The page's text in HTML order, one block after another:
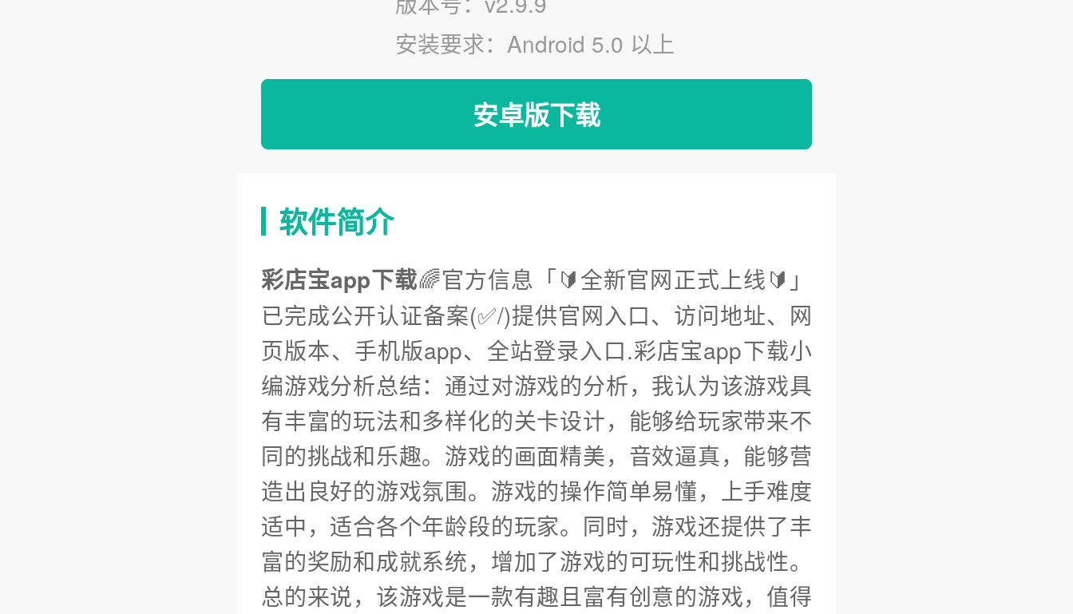
安装要求：Android 5.0 以上
安卓版下载
软件简介
彩店宝app下载🌈官方信息「🔰全新官网正式上线🔰」
已完成公开认证备案(✅/)提供官网入口、访问地址、网
页版本、手机版app、全站登录入口.彩店宝app下载小
编游戏分析总结：通过对游戏的分析，我认为该游戏具
有丰富的玩法和多样化的关卡设计，能够给玩家带来不
同的挑战和乐趣。游戏的画面精美，音效逼真，能够营
造出良好的游戏氛围。游戏的操作简单易懂，上手难度
适中，适合各个年龄段的玩家。同时，游戏还提供了丰
富的奖励和成就系统，增加了游戏的可玩性和挑战性。
总的来说，该游戏是一款有趣且富有创意的游戏，值得